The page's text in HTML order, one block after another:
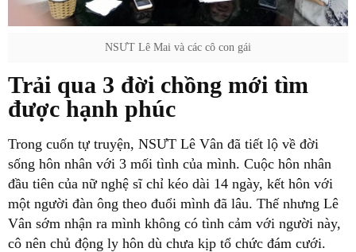
NSƯT Lê Mai và các cô con gái
Trải qua 3 đời chồng mới tìm
được hạnh phúc
Trong cuốn tự truyện, NSƯT Lê Vân đã tiết lộ về đời
sống hôn nhân với 3 mối tình của mình. Cuộc hôn nhân
đầu tiên của nữ nghệ sĩ chỉ kéo dài 14 ngày, kết hôn với
một người đàn ông theo đuổi mình đã lâu. Thế nhưng Lê
Vân sớm nhận ra mình không có tình cảm với người này,
cô nên chủ động ly hôn dù chưa kịp tổ chức đám cưới.